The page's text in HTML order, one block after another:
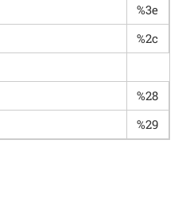
%3e
%2c
%28
%29